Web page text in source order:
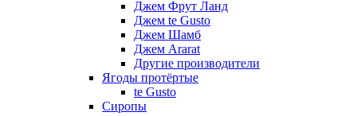
Джем Фрут Ланд
Джем te Gusto
Джем Шамб
Джем Ararat
Другие производители
Ягоды протёртые
te Gusto
Сиропы